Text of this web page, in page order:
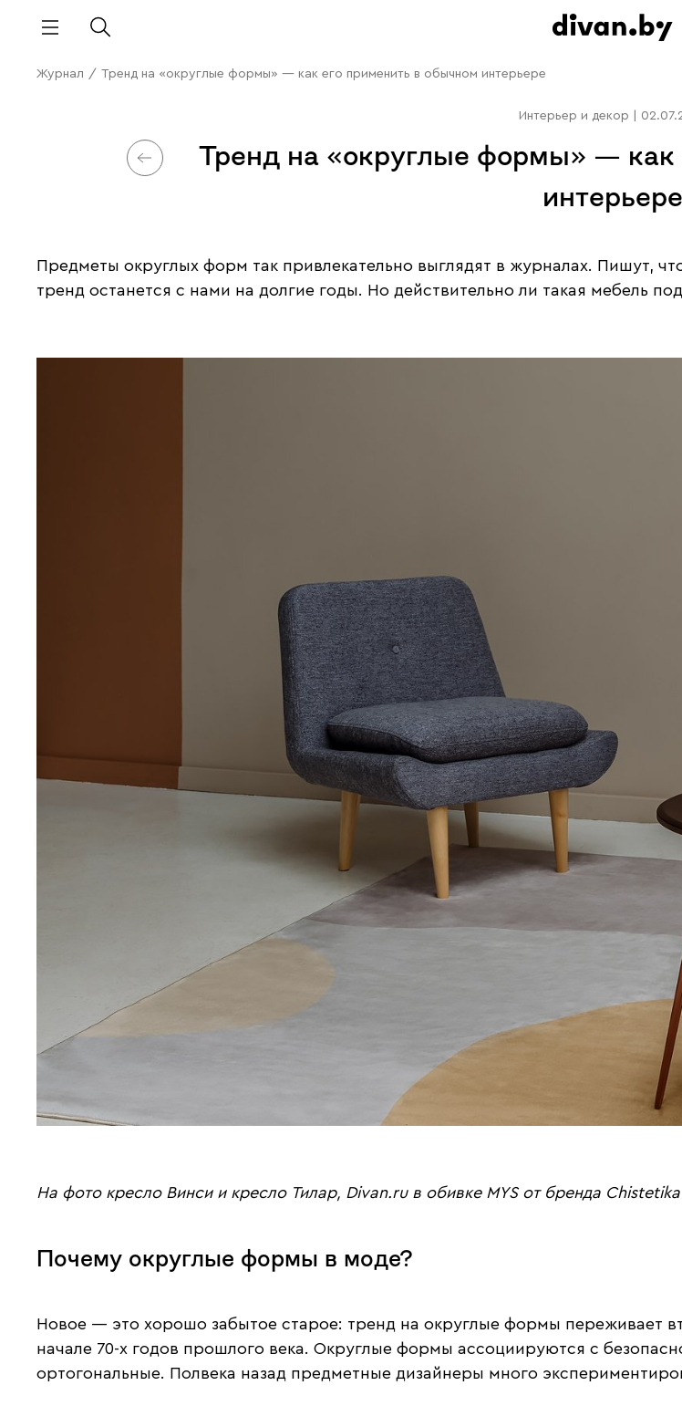
Журнал / Тренд на «округлые формы» — как его применить в обычном интерьере
Интерьер и декор
Тренд на «округлые формы» — как
интерьере
Предметы округлых форм так привлекательно выглядят в журналах. Пишут,
тренд останется с нами на долгие годы. Но действительно ли такая мебель
На фото кресло Винси и кресло Тилар, Divan.ru в обивке MYS от бренда Chistetika
Почему округлые формы в моде?
Новое — это хорошо забытое старое: тренд на округлые формы переживает
начале 70-х годов прошлого века. Округлые формы ассоциируются с
ортогональные. Полвека назад предметные дизайнеры много